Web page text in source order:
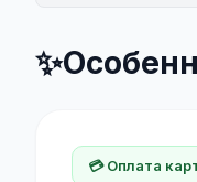
✨
💳 Оплата